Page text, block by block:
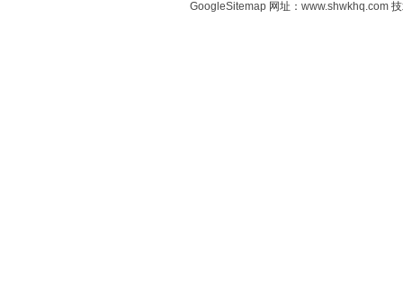
GoogleSitemap 网址：www.shwkhq.com